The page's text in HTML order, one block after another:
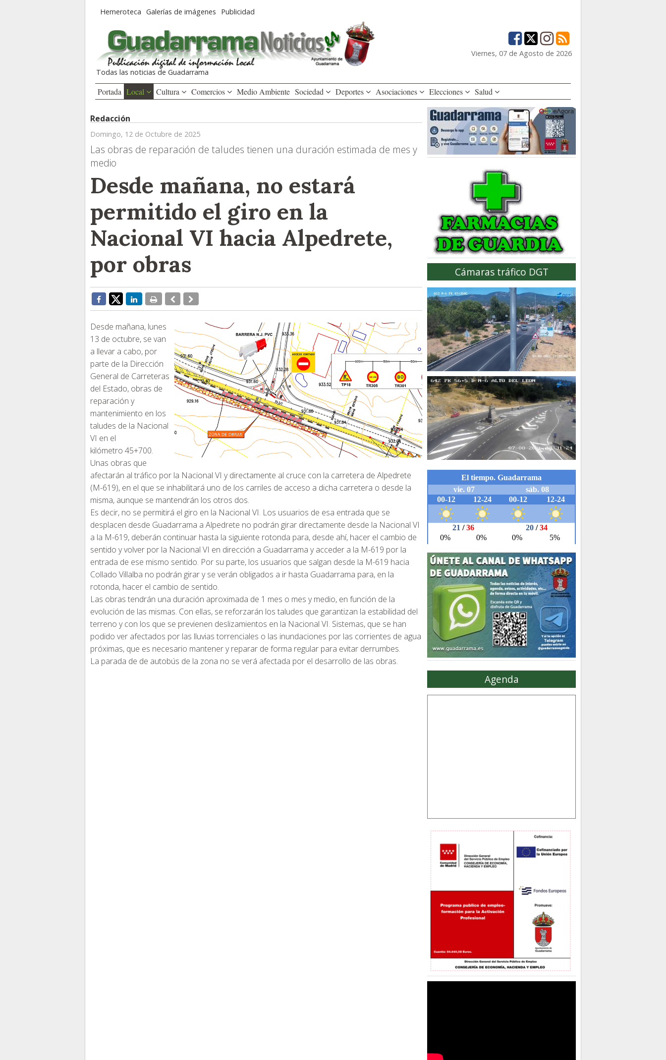
Hemeroteca Galerías de imágenes Publicidad
Todas las noticias de Guadarrama
Viernes, 07 de Agosto de 2026
Portada Local Cultura Comercios Medio Ambiente Sociedad Deportes Asociaciones Elecciones Salud
Redacción
Domingo, 12 de Octubre de 2025
Las obras de reparación de taludes tienen una duración estimada de mes y
medio
Desde mañana, no estará
permitido el giro en la
Nacional VI hacia Alpedrete,
por obras
Desde mañana, lunes
13 de octubre, se van
a llevar a cabo, por
parte de la Dirección
General de Carreteras
del Estado, obras de
reparación y
mantenimiento en los
taludes de la Nacional
VI en el
kilómetro 45+700.
Unas obras que
afectarán al tráfico por la Nacional VI y directamente al cruce con la carretera de Alpedrete
(M-619), en el que se inhabilitará uno de los carriles de acceso a dicha carretera o desde la
misma, aunque se mantendrán los otros dos.
Es decir, no se permitirá el giro en la Nacional VI. Los usuarios de esa entrada que se
desplacen desde Guadarrama a Alpedrete no podrán girar directamente desde la Nacional VI
a la M-619, deberán continuar hasta la siguiente rotonda para, desde ahí, hacer el cambio de
sentido y volver por la Nacional VI en dirección a Guadarrama y acceder a la M-619 por la
entrada de ese mismo sentido. Por su parte, los usuarios que salgan desde la M-619 hacia
Collado Villalba no podrán girar y se verán obligados a ir hasta Guadarrama para, en la
rotonda, hacer el cambio de sentido.
Las obras tendrán una duración aproximada de 1 mes o mes y medio, en función de la
evolución de las mismas. Con ellas, se reforzarán los taludes que garantizan la estabilidad del
terreno y con los que se previenen deslizamientos en la Nacional VI. Sistemas, que se han
podido ver afectados por las lluvias torrenciales o las inundaciones por las corrientes de agua
próximas, que es necesario mantener y reparar de forma regular para evitar derrumbes.
La parada de de autobús de la zona no se verá afectada por el desarrollo de las obras.
Cámaras tráfico DGT
Agenda